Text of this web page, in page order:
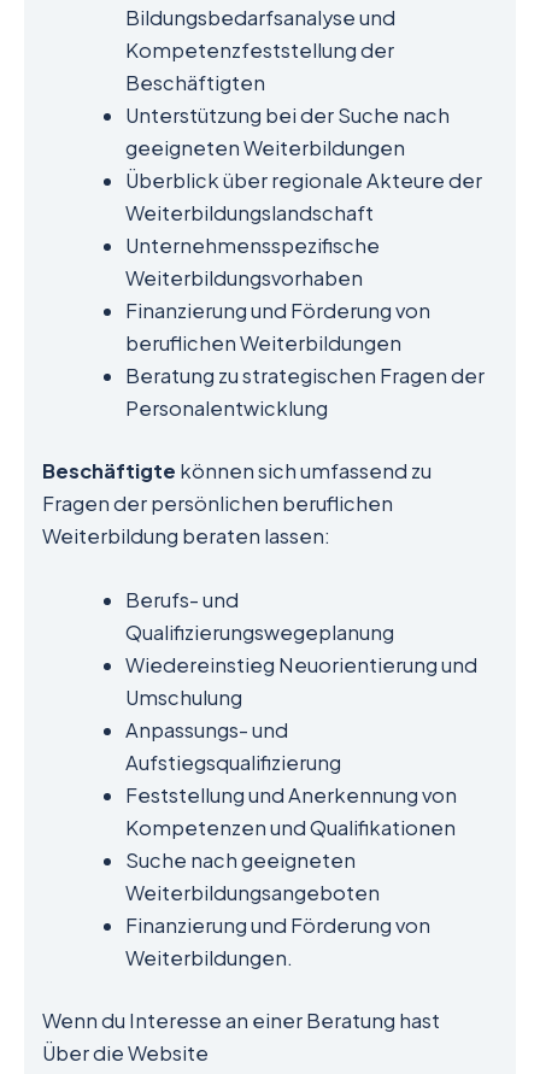
Bildungsbedarfsanalyse und
Kompetenzfeststellung der
Beschäftigten
Unterstützung bei der Suche nach
geeigneten Weiterbildungen
Überblick über regionale Akteure der
Weiterbildungslandschaft
Unternehmensspezifische
Weiterbildungsvorhaben
Finanzierung und Förderung von
beruflichen Weiterbildungen
Beratung zu strategischen Fragen der
Personalentwicklung
Beschäftigte können sich umfassend zu
Fragen der persönlichen beruflichen
Weiterbildung beraten lassen:
Berufs- und
Qualifizierungswegeplanung
Wiedereinstieg Neuorientierung und
Umschulung
Anpassungs- und
Aufstiegsqualifizierung
Feststellung und Anerkennung von
Kompetenzen und Qualifikationen
Suche nach geeigneten
Weiterbildungsangeboten
Finanzierung und Förderung von
Weiterbildungen.
Wenn du Interesse an einer Beratung hast
Über die Website